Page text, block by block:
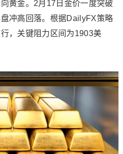
黄金。2月17日金价一度突破
冲高回落。根据DailyFX策略
，关键阻力区间为1903美